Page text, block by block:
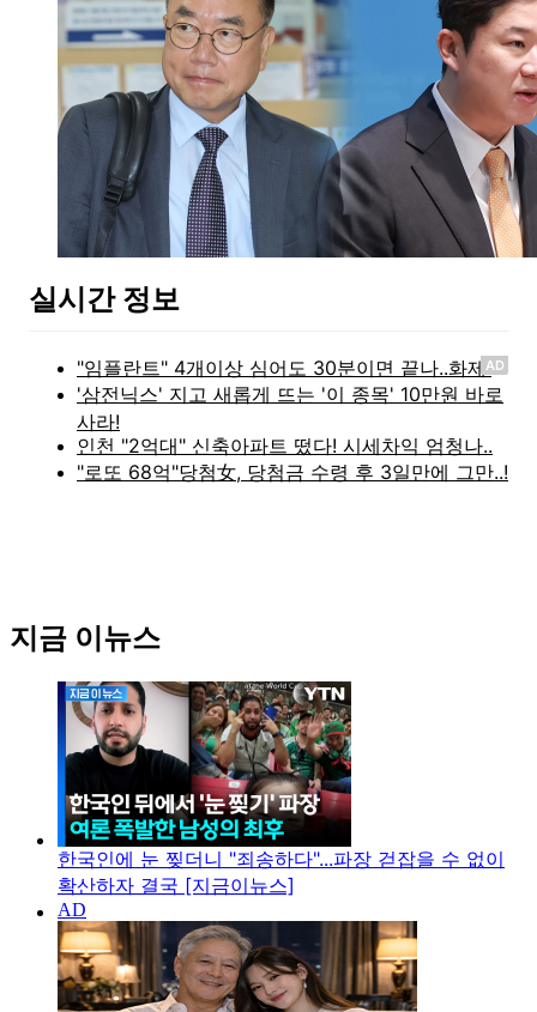
실시간 정보
AD
지금 이뉴스
한국인에 눈 찢더니 "죄송하다"...파장 걷잡을 수 없이
확산하자 결국 [지금이뉴스]